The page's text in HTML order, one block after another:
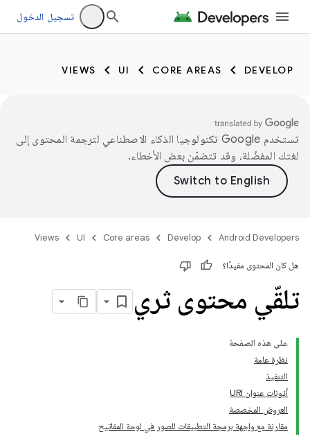
تسجيل الدخول
DEVELOP
CORE AREAS
UI
VIEWS
تستخدم Google تكنولوجيا الذكاء الاصطناعي لترجمة المحتوى إلى
لغتك المفضّلة، وقد تتضمّن بعض الأخطاء.
Android Developers
Develop
Core areas
UI
Views
هل كان المحتوى مفيدًا؟
تلقّي محتوى ثري
على هذه الصفحة
نظرة عامة
التنفيذ
أذونات عنوان URI
العروض المخصصة
مقارنة مع واجهة برمجة التطبيقات للصور في لوحة المفاتيح